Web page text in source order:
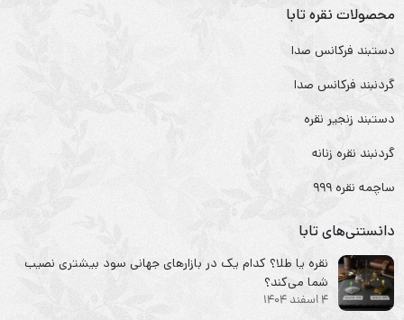
محصولات نقره تابا
دستبند فرکانس صدا
گردنبند فرکانس صدا
دستبند زنجیر نقره
گردنبند نقره زنانه
ساچمه نقره ۹۹۹
دانستنی‌های تابا
نقره یا طلا؟ کدام یک در بازارهای جهانی سود بیشتری نصیب
شما می‌کند؟
4 اسفند 1404